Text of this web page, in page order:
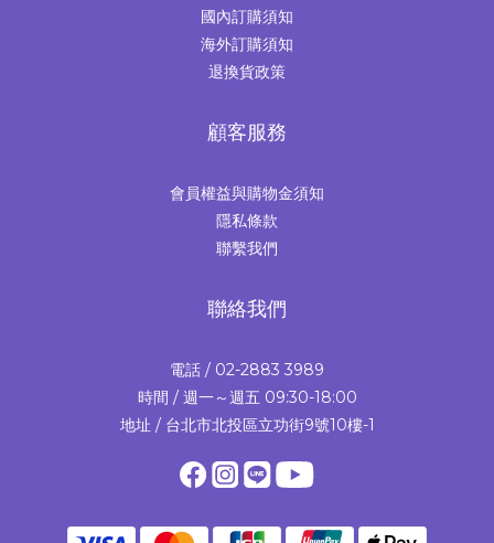
國內訂購須知
海外訂購須知
退換貨政策
顧客服務
會員權益與購物金須知
隱私條款
聯繫我們
聯絡我們
電話 / 02-2883 3989
時間 / 週一～週五 09:30-18:00
地址 / 台北市北投區立功街9號10樓-1